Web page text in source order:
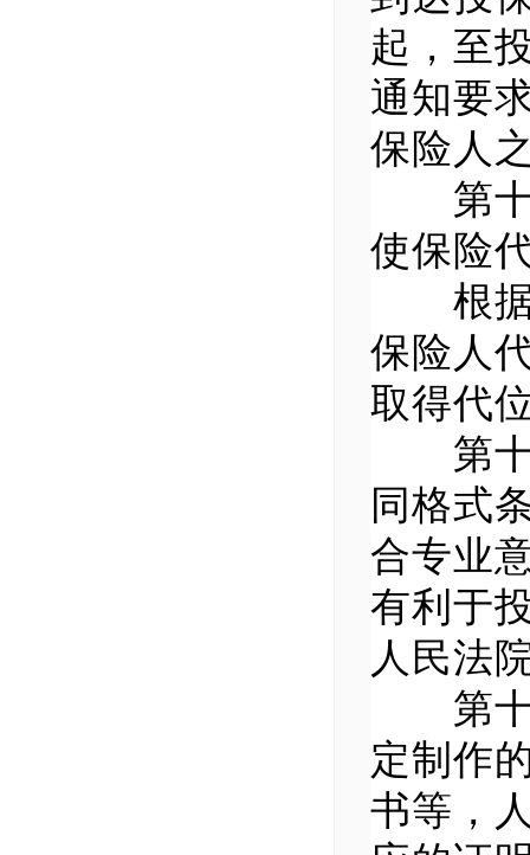
起，至
通知要
保险人
第十
使保险
根据
保险人
取得代
第十
同格式
合专业
有利于
人民法
第十
定制作
书等，